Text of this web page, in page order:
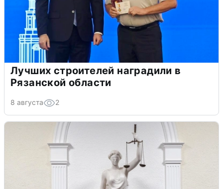
Лучших строителей наградили в
Рязанской области
8 августа 2